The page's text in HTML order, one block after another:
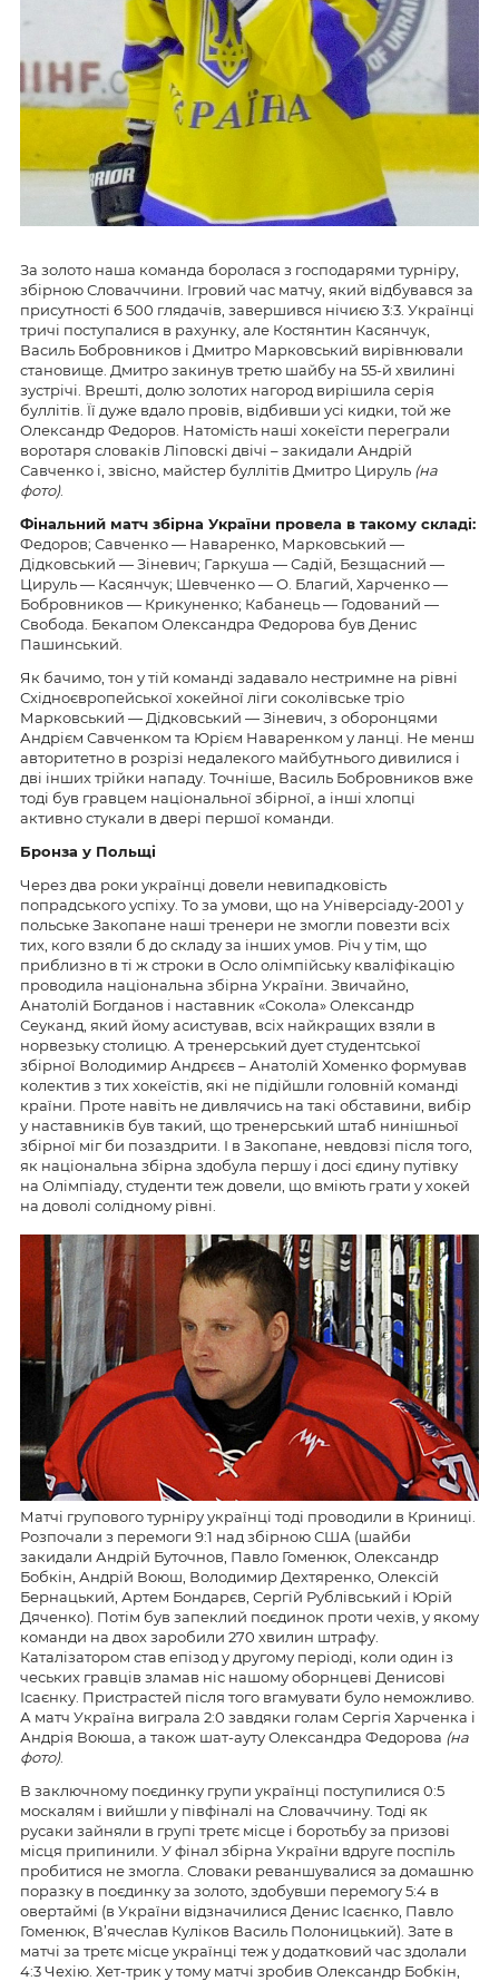
За золото наша команда боролася з господарями турніру,
збірною Словаччини. Ігровий час матчу, який відбувався за
присутності 6 500 глядачів, завершився нічиєю 3:3. Українці
тричі поступалися в рахунку, але Костянтин Касянчук,
Василь Бобровников і Дмитро Марковський вирівнювали
становище. Дмитро закинув третю шайбу на 55-й хвилині
зустрічі. Врешті, долю золотих нагород вирішила серія
буллітів. Її дуже вдало провів, відбивши усі кидки, той же
Олександр Федоров. Натомість наші хокеїсти переграли
воротаря словаків Ліповскі двічі – закидали Андрій
Савченко і, звісно, майстер буллітів Дмитро Цируль (на
фото).
Фінальний матч збірна України провела в такому складі:
Федоров; Савченко — Наваренко, Марковський —
Дідковський — Зіневич; Гаркуша — Садій, Безщасний —
Цируль — Касянчук; Шевченко — О. Благий, Харченко —
Бобровников — Крикуненко; Кабанець — Годований —
Свобода. Бекапом Олександра Федорова був Денис
Пашинський.
Як бачимо, тон у тій команді задавало нестримне на рівні
Східноєвропейської хокейної ліги соколівське тріо
Марковський — Дідковський — Зіневич, з оборонцями
Андрієм Савченком та Юрієм Наваренком у ланці. Не менш
авторитетно в розрізі недалекого майбутнього дивилися і
дві інших трійки нападу. Точніше, Василь Бобровников вже
тоді був гравцем національної збірної, а інші хлопці
активно стукали в двері першої команди.
Бронза у Польщі
Через два роки українці довели невипадковість
попрадського успіху. То за умови, що на Універсіаду-2001 у
польське Закопане наші тренери не змогли повезти всіх
тих, кого взяли б до складу за інших умов. Річ у тім, що
приблизно в ті ж строки в Осло олімпійську кваліфікацію
проводила національна збірна України. Звичайно,
Анатолій Богданов і наставник «Сокола» Олександр
Сеуканд, який йому асистував, всіх найкращих взяли в
норвезьку столицю. А тренерський дует студентської
збірної Володимир Андрєєв – Анатолій Хоменко формував
колектив з тих хокеїстів, які не підійшли головній команді
країни. Проте навіть не дивлячись на такі обставини, вибір
у наставників був такий, що тренерський штаб нинішньої
збірної міг би позаздрити. І в Закопане, невдовзі після того,
як національна збірна здобула першу і досі єдину путівку
на Олімпіаду, студенти теж довели, що вміють грати у хокей
на доволі солідному рівні.
Матчі групового турніру українці тоді проводили в Криниці.
Розпочали з перемоги 9:1 над збірною США (шайби
закидали Андрій Буточнов, Павло Гоменюк, Олександр
Бобкін, Андрій Воюш, Володимир Дехтяренко, Олексій
Бернацький, Артем Бондарєв, Сергій Рублівський і Юрій
Дяченко). Потім був запеклий поєдинок проти чехів, у якому
команди на двох заробили 270 хвилин штрафу.
Каталізатором став епізод у другому періоді, коли один із
чеських гравців зламав ніс нашому оборнцеві Денисові
Ісаєнку. Пристрастей після того вгамувати було неможливо.
А матч Україна виграла 2:0 завдяки голам Сергія Харченка і
Андрія Воюша, а також шат-ауту Олександра Федорова (на
фото).
В заключному поєдинку групи українці поступилися 0:5
москалям і вийшли у півфіналі на Словаччину. Тоді як
русаки зайняли в групі третє місце і боротьбу за призові
місця припинили. У фінал збірна України вдруге поспіль
пробитися не змогла. Словаки реваншувалися за домашню
поразку в поєдинку за золото, здобувши перемогу 5:4 в
овертаймі (в України відзначилися Денис Ісаєнко, Павло
Гоменюк, В’ячеслав Куліков Василь Полоницький). Зате в
матчі за третє місце українці теж у додатковий час здолали
4:3 Чехію. Хет-трик у тому матчі зробив Олександр Бобкін,